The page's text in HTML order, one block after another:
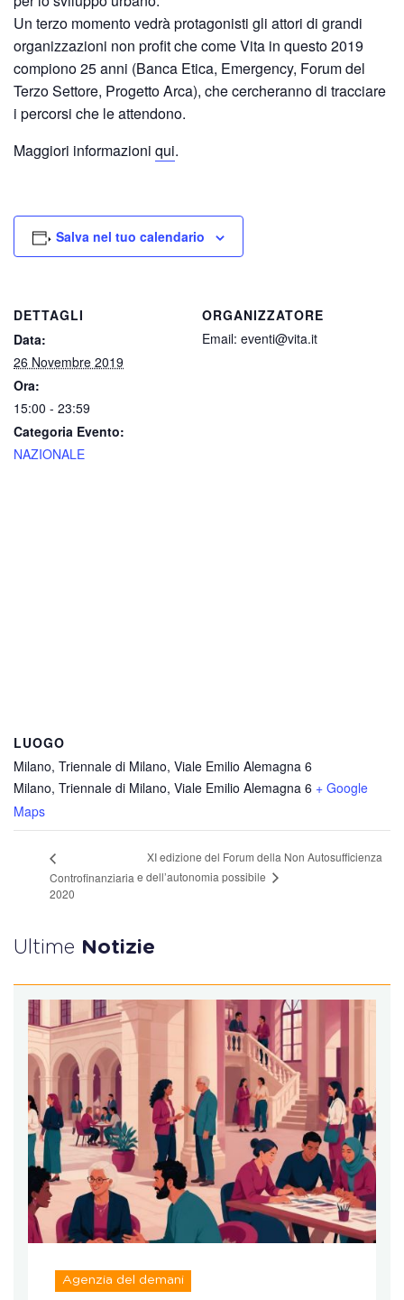
Un terzo momento vedrà protagonisti gli attori di grandi
organizzazioni non profit che come Vita in questo 2019
compiono 25 anni (Banca Etica, Emergency, Forum del
Terzo Settore, Progetto Arca), che cercheranno di tracciare
i percorsi che le attendono.
Maggiori informazioni qui.
Salva nel tuo calendario
DETTAGLI
Data:
26 Novembre 2019
Ora:
15:00 - 23:59
Categoria Evento:
NAZIONALE
ORGANIZZATORE
Email: eventi@vita.it
LUOGO
Milano, Triennale di Milano, Viale Emilio Alemagna 6
Milano, Triennale di Milano, Viale Emilio Alemagna 6 + Google
Maps
Controfinanziaria
2020
XI edizione del Forum della Non Autosufficienza
e dell’autonomia possibile
Ultime Notizie
Agenzia del demani